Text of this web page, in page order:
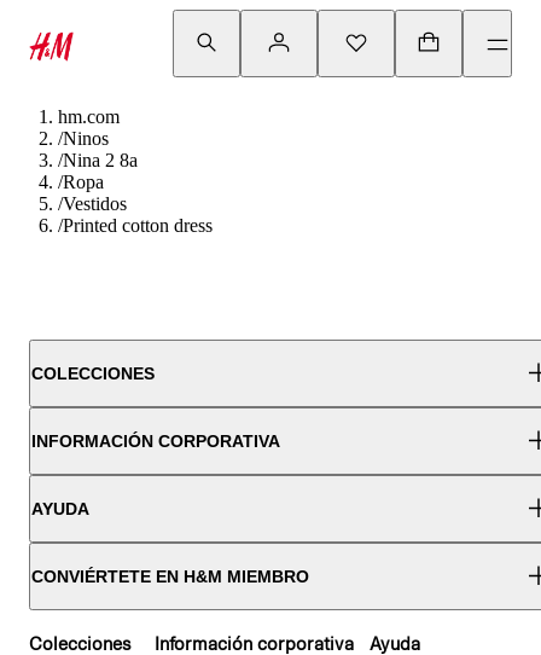
hm.com
/Ninos
/Nina 2 8a
/Ropa
/Vestidos
/Printed cotton dress
COLECCIONES
INFORMACIÓN CORPORATIVA
AYUDA
CONVIÉRTETE EN H&M MIEMBRO
Colecciones Información corporativa Ayuda